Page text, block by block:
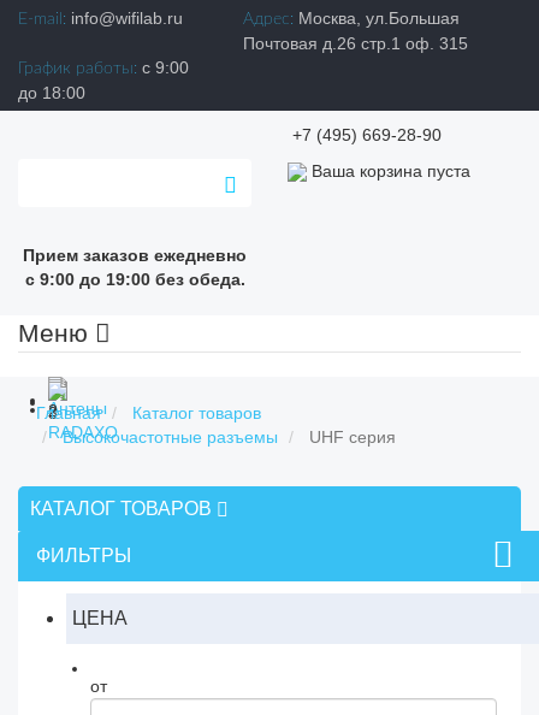
E-mail: info@wifilab.ru Адрес: Москва, ул.Большая
Почтовая д.26 стр.1 оф. 315
График работы: с 9:00
до 18:00
+7 (495) 669-28-90
Прием заказов ежедневно
с 9:00 до 19:00 без обеда.
Ваша корзина пуста
Меню
Главная
Каталог товаров
Высокочастотные разъемы
UHF серия
КАТАЛОГ ТОВАРОВ
ФИЛЬТРЫ
ЦЕНА
от